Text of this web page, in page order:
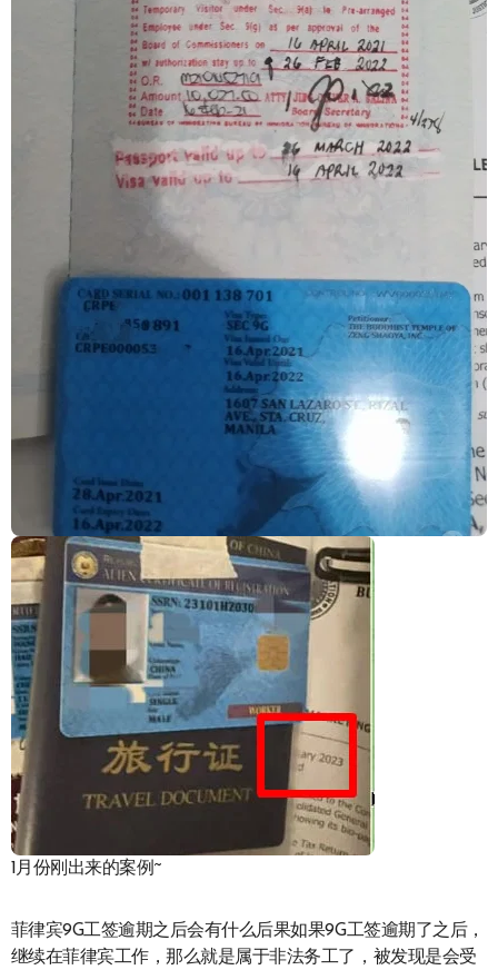
1月份刚出来的案例~
菲律宾9G工签逾期之后会有什么后果如果9G工签逾期了之后，
继续在菲律宾工作，那么就是属于非法务工了，被发现是会受